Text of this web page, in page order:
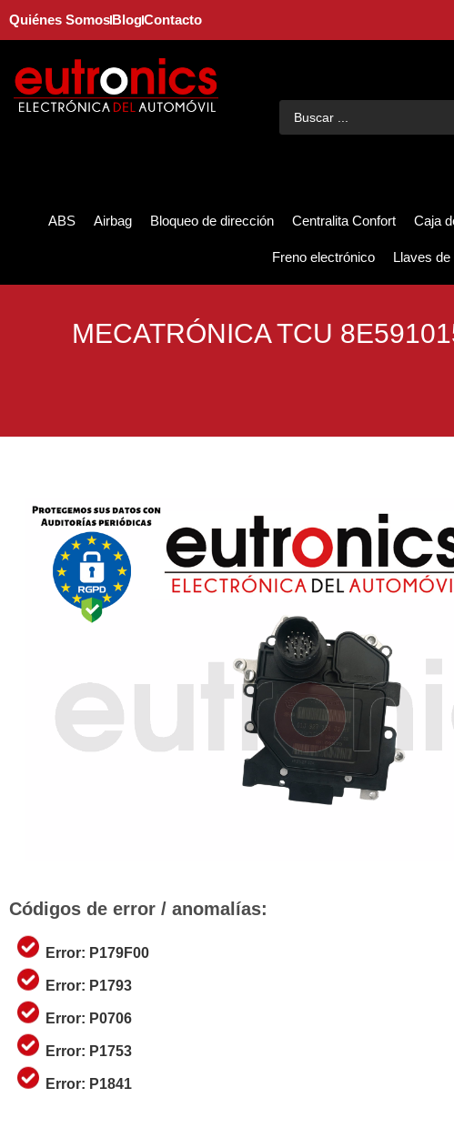
Quiénes SomosBlogContacto
ABS Airbag Bloqueo de dirección Centralita Confort Caja
Freno electrónico Llaves
MECATRÓNICA TCU
Códigos de error / anomalías:
Error: P179F00
Error: P1793
Error: P0706
Error: P1753
Error: P1841